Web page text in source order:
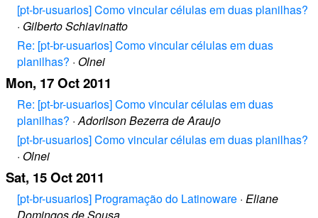
[pt-br-usuarios] Como vincular células em duas planilhas?
· Gilberto Schiavinatto
Re: [pt-br-usuarios] Como vincular células em duas
planilhas? · Olnei
Mon, 17 Oct 2011
Re: [pt-br-usuarios] Como vincular células em duas
planilhas? ·Adorilson Bezerra de Araujo
[pt-br-usuarios] Como vincular células em duas planilhas?
· Olnei
Sat, 15 Oct 2011
[pt-br-usuarios] Programação do Latinoware · Eliane